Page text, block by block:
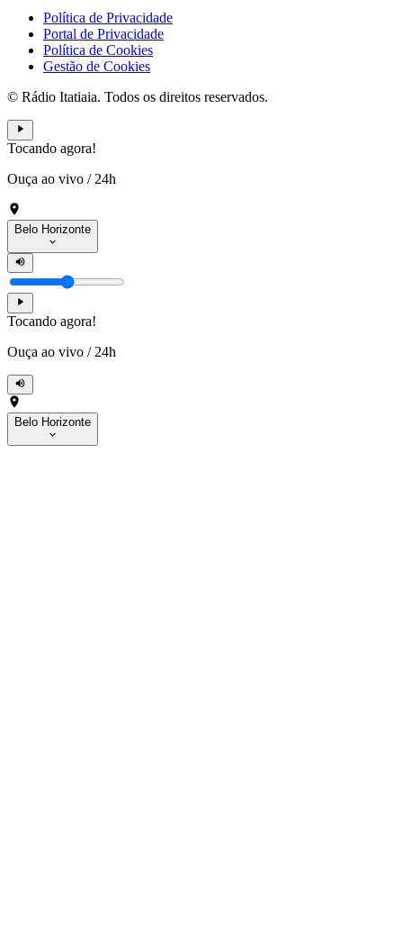
Política de Privacidade
Portal de Privacidade
Política de Cookies
Gestão de Cookies
© Rádio Itatiaia. Todos os direitos reservados.
Tocando agora!
Ouça ao vivo / 24h
Belo Horizonte
Tocando agora!
Ouça ao vivo / 24h
Belo Horizonte